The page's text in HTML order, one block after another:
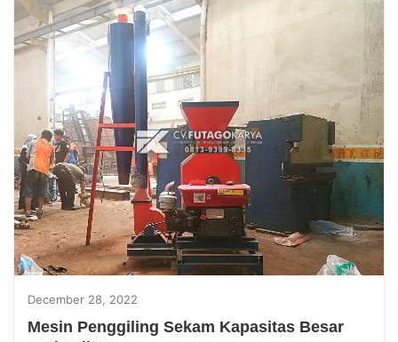
December 28, 2022
Mesin Penggiling Sekam Kapasitas Besar